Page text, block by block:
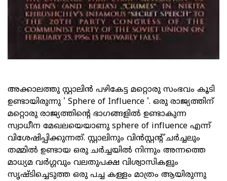
അക്കാലത്തു സ്റ്റാലിൻ പഴികേട്ട മറ്റൊരു സംഭവം കൂടി
ഉണ്ടായിരുന്നു ' Sphere of Influence '. ഒരു രാജ്യത്തിന്
മറ്റൊരു രാജ്യത്തിന്റെ ഭാഗങ്ങളിൽ ഉണ്ടാകുന്ന
സ്വാധീന മേഖലയെയാണു sphere of influence എന്ന്
വിശേഷിപ്പിക്കുന്നത്. സ്റ്റാലിനും വിൻസ്റ്റന്റ് ചർച്ചലും
തമ്മിൽ ഉണ്ടായ ഒരു ചർച്ചയിൽ നിന്നും അന്നത്തെ
മാധ്യമ വർഗ്ഗവും വലതുപക്ഷ വിശ്വാസികളും
സൃഷ്ടിച്ചെടുത്ത ഒരു പച്ച കള്ളം മാത്രം ആയിരുന്നു